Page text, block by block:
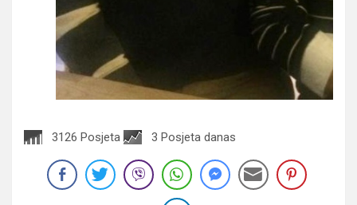
3126 Posjeta 3 Posjeta danas